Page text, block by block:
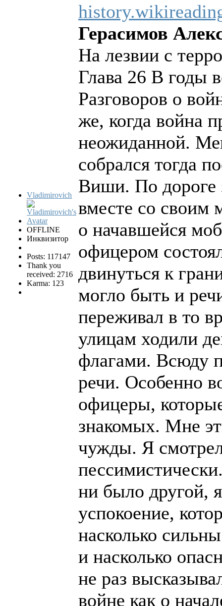
Vladimirovich
OFFLINE
Инквизитор
Posts: 117147
Thank you
received: 2716
Karma: 123
Герасимов
На лезвии с
Глава 26 В годы
Разговоров о
же, когда война
неожиданной.
собрался тогда
Виши. По дороге
вместе со
о начавшейся
офицером
двинуться к
могло быть и
переживал в то
улицам ходили
флагами. Всюду
речи. Особенно
офицеры,
знакомых. Мне
чужды. Я
ни было другой,
успокоение,
насколько
и насколько
не раз
войне как о